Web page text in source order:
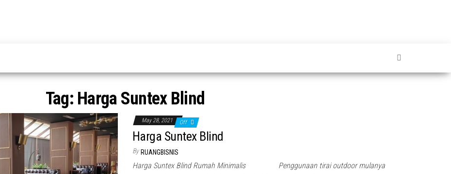
Tag: Harga Suntex Blind
May 28, 2021 Off
Harga Suntex Blind
By RUANGBISNIS
Harga Suntex Blind Rumah Minimalis Penggunaan tirai outdoor mulanya